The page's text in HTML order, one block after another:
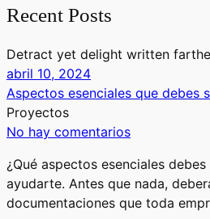
Recent Posts
Detract yet delight written
abril 10, 2024
Aspectos esenciales que
Proyectos
No hay comentarios
¿Qué aspectos esenciales
ayudarte. Antes que nada,
documentaciones que toda